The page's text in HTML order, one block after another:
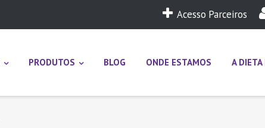
Acesso Parceiros
PRODUTOS BLOG ONDE ESTAMOS A DIETA